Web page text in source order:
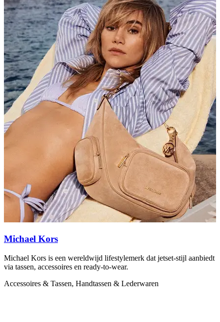
Michael Kors
Michael Kors is een wereldwijd lifestylemerk dat jetset-stijl aanbiedt
via tassen, accessoires en ready-to-wear.
Accessoires & Tassen, Handtassen & Lederwaren